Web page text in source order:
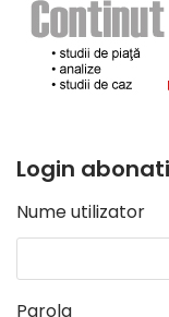
Login
Nume utilizator
Parola